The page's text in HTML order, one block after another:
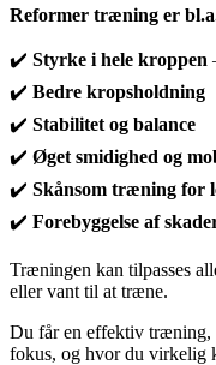
Reformer træning er
✔️ Styrke i hele kroppen
✔️ Bedre kropsholdning
✔️ Stabilitet og balance
✔️ Øget smidighed og
✔️ Skånsom træning for
✔️ Forebyggelse af
Træningen kan tilpasses
eller vant til at træne.
Du får en effektiv træning,
fokus, og hvor du virkelig